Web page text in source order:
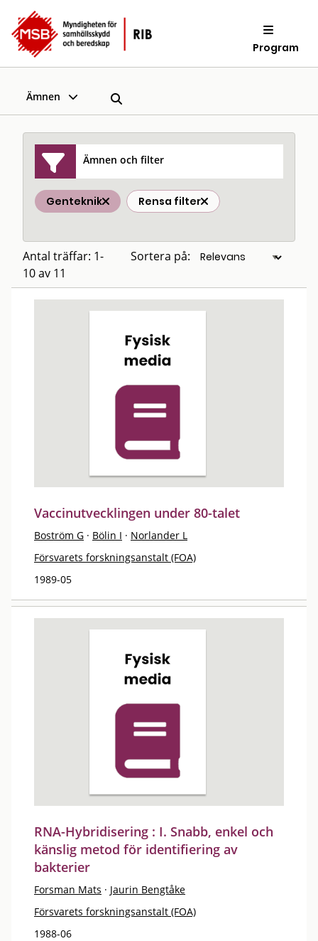
Program
Ämnen
Ämnen och filter
Genteknik Rensa filter
Antal träffar: 1-
10 av 11
Sortera på:
Vaccinutvecklingen under 80-talet
Boström G · Bölin I · Norlander L
Försvarets forskningsanstalt (FOA)
1989-05
RNA-Hybridisering : I. Snabb, enkel och
känslig metod för identifiering av
bakterier
Forsman Mats · Jaurin Bengtåke
Försvarets forskningsanstalt (FOA)
1988-06